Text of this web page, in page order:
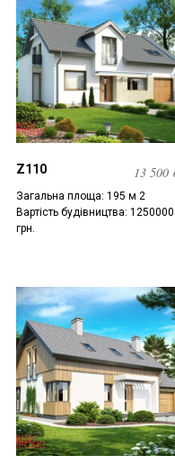
Z110 13 500
Загальна площа: 195 м 2
Вартість будівництва: 1250000
грн.